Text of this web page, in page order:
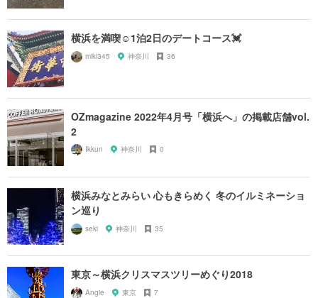
横浜を満喫☺️1泊2日のデートコース💓
miki345 神奈川 36
OZmagazine 2022年4月号「横浜へ」の掲載店舗vol.
2
Ikkun 神奈川 0
横浜みなとみらい 心もきらめく 冬のイルミネーショ
ン巡り
seki 神奈川 35
東京～横浜クリスマスツリーめぐり2018
Angie 東京 7